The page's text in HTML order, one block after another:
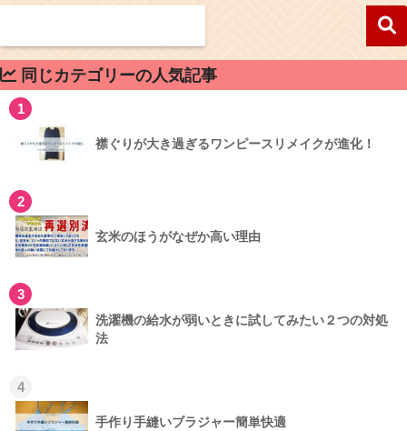
同じカテゴリーの人気記事
1
襟ぐりが大き過ぎるワンピースリメイクが進化！
2
玄米のほうがなぜか高い理由
3
洗濯機の給水が弱いときに試してみたい２つの対処
法
4
手作り手縫いブラジャー簡単快適